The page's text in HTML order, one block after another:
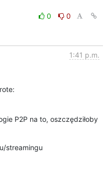
0
0
1:41 p.m.
P2P na to, oszczędziłoby
streamingu